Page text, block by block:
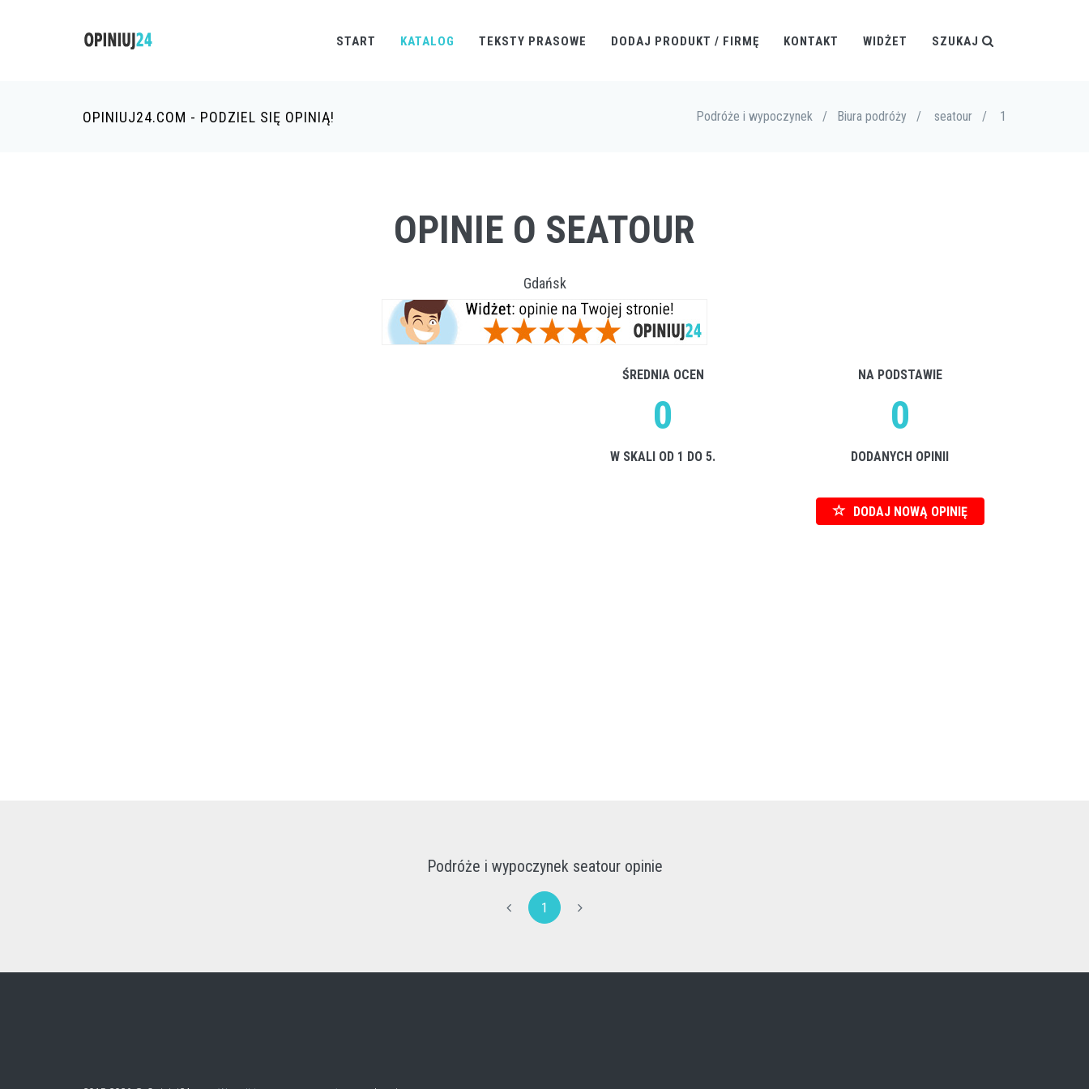
START KATALOG TEKSTY PRASOWE DODAJ PRODUKT / FIRMĘ KONTAKT WIDŻET SZUKAJ
OPINIUJ24.COM - PODZIEL SIĘ OPINIĄ! Podróże i wypoczynek / Biura podróży / seatour / 1
OPINIE O SEATOUR
Gdańsk
ŚREDNIA OCEN
0
W SKALI OD 1 DO 5.
NA PODSTAWIE
0
DODANYCH OPINII
DODAJ NOWĄ OPINIĘ
Podróże i wypoczynek seatour opinie
1